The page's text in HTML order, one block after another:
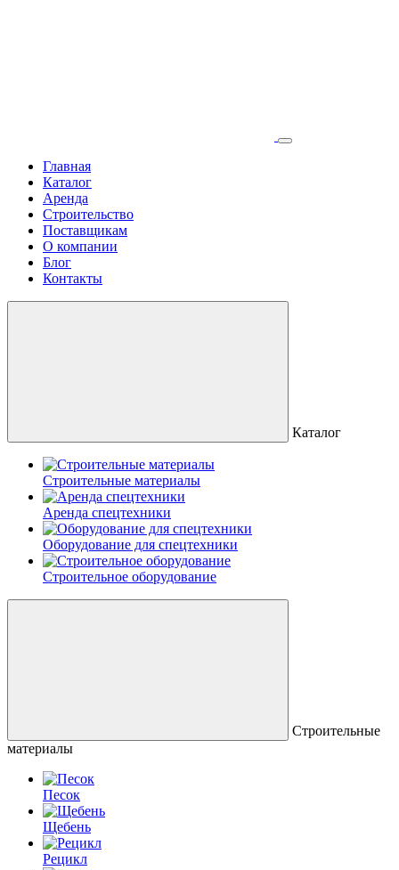
Главная
Каталог
Аренда
Строительство
Поставщикам
О компании
Блог
Контакты
Каталог
Строительные материалы
Аренда спецтехники
Оборудование для спецтехники
Строительное оборудование
Строительные
материалы
Песок
Щебень
Рецикл